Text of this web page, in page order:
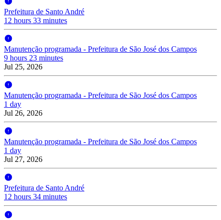
Prefeitura de Santo André
12 hours 33 minutes
Manutenção programada - Prefeitura de São José dos Campos
9 hours 23 minutes
Jul 25, 2026
Manutenção programada - Prefeitura de São José dos Campos
1 day
Jul 26, 2026
Manutenção programada - Prefeitura de São José dos Campos
1 day
Jul 27, 2026
Prefeitura de Santo André
12 hours 34 minutes